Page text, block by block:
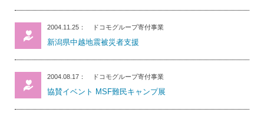
2004.11.25 ドコモグループ寄付事業
新潟県中越地震被災者支援
2004.08.17 ドコモグループ寄付事業
協賛イベント MSF難民キャンプ展